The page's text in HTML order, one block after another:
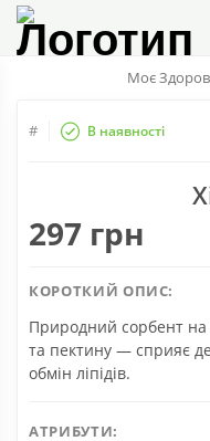
Моє
# В наявності
297 грн
КОРОТКИЙ ОПИС:
Природний сорбент на
та пектину — сприяє
обмін ліпідів.
АТРИБУТИ: